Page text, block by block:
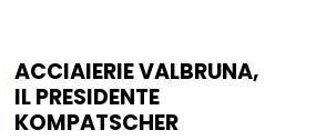
ACCIAIERIE VALBRUNA,
IL PRESIDENTE
KOMPATSCHER